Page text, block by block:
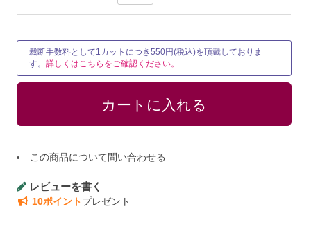
裁断手数料として1カットにつき550円(税込)を頂戴しておりま
す。詳しくはこちらをご確認ください。
この商品について問い合わせる
レビューを書く
10ポイントプレゼント